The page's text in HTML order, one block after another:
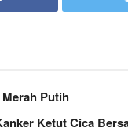
Putih
Ketut Cica